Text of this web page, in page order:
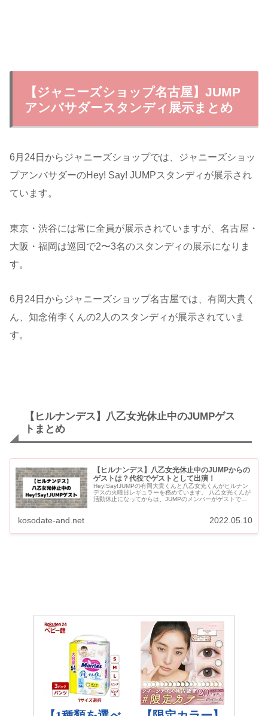
【ジャニーズショップ名古屋】JUMP
アンバサダースタンディ展示まとめ
6月24日からジャニーズショップでは、ジャニーズショッ
プアンバサダーのHey! Say! JUMPスタンディが展示され
ています。
東京・渋谷には常に全員が展示されていますが、名古屋・
大阪・福岡は巡回で2〜3名のスタンディの展示になりま
す。
6月24日からジャニーズショップ名古屋では、有岡大貴く
ん、知念侑李くんの2人のスタンディが展示されていま
す。
【ヒルナンデス】八乙女光休止中のJUMPゲス
トまとめ
【ヒルナンデス】八乙女光休止中のJUMPからの
ゲストは？代役でゲストとして出演！
Hey!Say!JUMPの有岡大貴くんと八乙女光くんがヒルナン
デスの火曜日レギュラーを務めています。 八乙女光くんが
活動休止になってからは、JUMPのメンバーがゲストで有
kosodate-and.net 2022.05.10